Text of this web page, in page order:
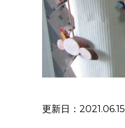
更新日：2021.06.15